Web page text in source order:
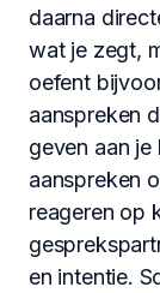
daarna
wat je zegt,
oefent
aanspreken
geven aan je
aanspreken
reageren op
en intentie.